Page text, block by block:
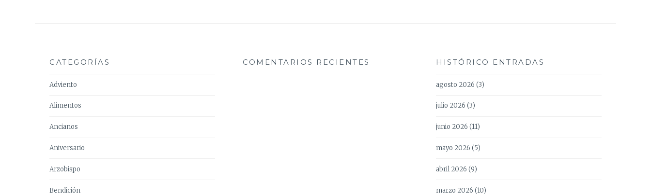
CATEGORÍAS
Adviento
Alimentos
Ancianos
Aniversario
Arzobispo
Bendición
COMENTARIOS RECIENTES HISTÓRICO ENTRADAS
agosto 2026 (3)
julio 2026 (3)
junio 2026 (11)
mayo 2026 (5)
abril 2026 (9)
marzo 2026 (10)